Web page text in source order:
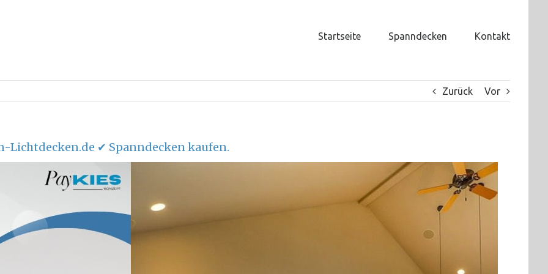
Startseite Spanndecken Kontakt
Zurück Vor
Lichtdecken.de ✔ Spanndecken kaufen.